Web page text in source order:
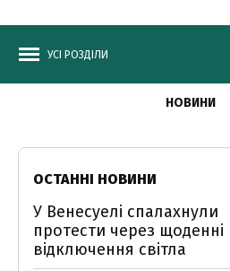
УСІ РОЗДІЛИ
НОВИНИ
ОСТАННІ НОВИНИ
У Венесуелі спалахнули
протести через щоденні
відключення світла